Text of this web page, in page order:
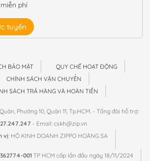
phí
tuyến
BẢO MẬT
QUY CHẾ HOẠT ĐỘNG
CHÍNH SÁCH VẬN CHUYỂN
SÁCH TRẢ HÀNG VÀ HOÀN TIỀN
Phường 10, Quận 11, Tp.HCM. - Tổng đài hỗ trợ:
- Email: cskh@zip.vn
vị: HỘ KINH DOANH ZIPPO HOÀNG SA
001TP HCM cấp lần đầu ngày 18/11/2024